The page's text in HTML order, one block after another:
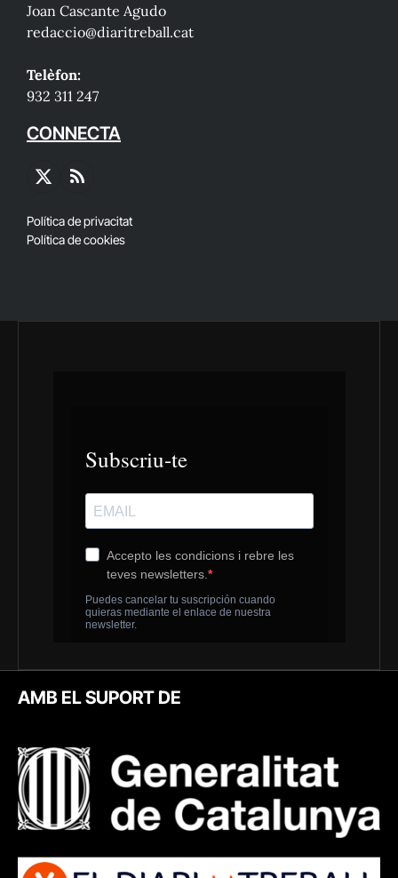
Joan Cascante Agudo
redaccio@diaritreball.cat
Telèfon:
932 311 247
CONNECTA
X
RSS
Política de privacitat
Política de cookies
AMB EL SUPORT DE